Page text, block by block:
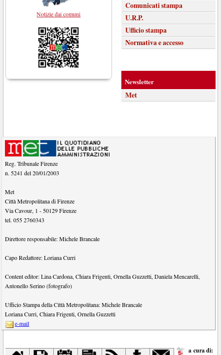
Notizie dai comuni
Comunicati stampa
U.R.P.
Ufficio stampa
Normativa e accesso
Newsletter
Met
Reg. Tribunale Firenze
n. 5241 del 20/01/2003
Met
Città Metropolitana di Firenze
Via Cavour, 1 -50129 Firenze
tel.055 2760343
Direttore responsabile:Michele Brancale
Capo Redattore:Loriana Curri
Content editor:Lina Cardona,Chiara Frigenti,Ornella Guzzetti,Daniela Mencarelli,
Antonello Serino (fotografo)
Ufficio Stampa della Città Metropolitana:Michele Brancale
Loriana Curri,Chiara Frigenti,Ornella Guzzetti
e-mail
a cura di: